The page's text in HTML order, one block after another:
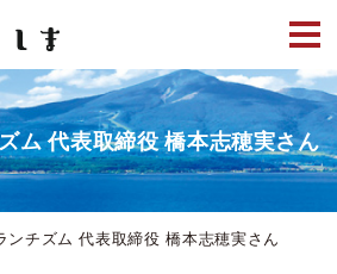
ム 代表取締役 橋本志穂実さん
ンチズム 代表取締役 橋本志穂実さん